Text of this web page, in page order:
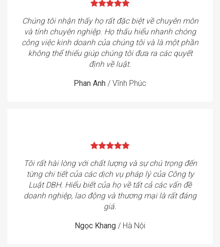
Chúng tôi nhận thấy họ rất đặc biệt về chuyên môn
và tính chuyên nghiệp. Họ thấu hiểu nhanh chóng
công việc kinh doanh của chúng tôi và là một phần
không thể thiếu giúp chúng tôi đưa ra các quyết
định về luật.
Phan Anh / Vĩnh Phúc
Tôi rất hài lòng với chất lượng và sự chú trọng đến
từng chi tiết của các dịch vụ pháp lý của Công ty
Luật DBH. Hiểu biết của họ về tất cả các vấn đề
doanh nghiệp, lao động và thương mại là rất đáng
giá.
Ngọc Khang / Hà Nội